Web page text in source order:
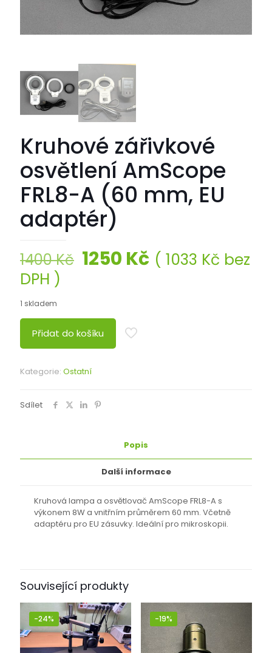
Kruhové zářivkové
osvětlení AmScope
FRL8-A (60 mm, EU
adaptér)
1400Kč Původní
1400 Kč.
1250 KčAktuální
cena
( 1033 Kč bez
DPH )
1 skladem
Přidat do košíku
Kategorie: Ostatní
Sdílet
Popis
Další informace
Kruhová lampa a osvětlovač AmScope FRL8-A s
výkonem 8W a vnitřním průměrem 60 mm. Včetně
adaptéru pro EU zásuvky. Ideální pro mikroskopii.
Související produkty
-24% -19%